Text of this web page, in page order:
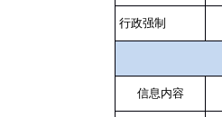
行政强制
信息内容